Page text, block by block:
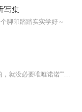
写集
脚印踏踏实实学好～